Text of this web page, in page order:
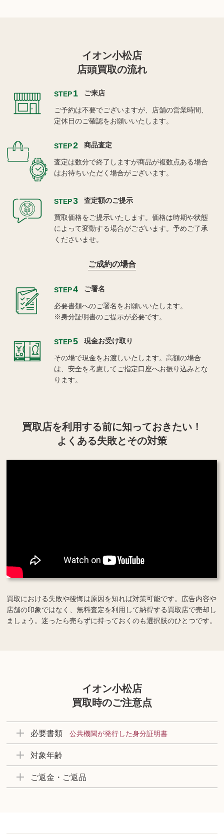
イオン小松店
店頭買取の流れ
STEP1 ご来店
ご予約は不要でございますが、店舗の営業時間、
定休日のご確認をお願いいたします。
STEP2 商品査定
査定は数分で終了しますが商品が複数点ある場合
はお待ちいただく場合がございます。
STEP3 査定額のご提示
買取価格をご提示いたします。価格は時期や状態
によって変動する場合がございます。予めご了承
くださいませ。
ご成約の場合
STEP4 ご署名
必要書類へのご署名をお願いいたします。
※身分証明書のご提示が必要です。
STEP5 現金お受け取り
その場で現金をお渡しいたします。高額の場合
は、安全を考慮してご指定口座へお振り込みとな
ります。
買取店を利用する前に知っておきたい！
よくある失敗とその対策
買取における失敗や後悔は原因を知れば対策可能です。広告内容や
店舗の印象ではなく、無料査定を利用して納得する買取店で売却し
ましょう。迷ったら売らずに持っておくのも選択肢のひとつです。
イオン小松店
買取時のご注意点
必要書類 公共機関が発行した身分証明書
対象年齢
ご返金・ご返品